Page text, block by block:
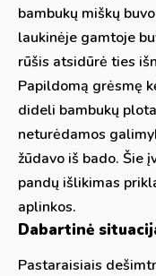
bambukų miškų
laukinėje gamtoje
rūšis atsidūrė ties
Papildomą grėsmę
dideli bambukų
neturėdamos
žūdavo iš bado. Šie
pandų išlikimas
aplinkos.
Dabartinė
Pastaraisiais